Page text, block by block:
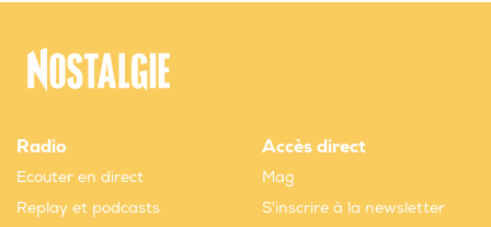
Radio
Ecouter en direct
Replay et podcasts
Accès direct
Mag
S'inscrire à la newsletter